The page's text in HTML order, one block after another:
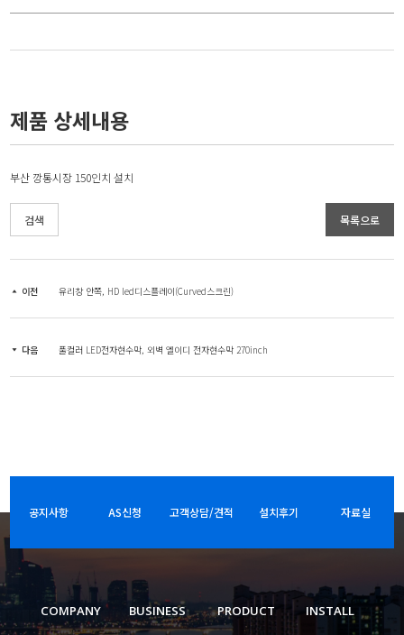
제품 상세내용
부산 깡통시장 150인치 설치
검색 목록으로
이전 유리창 안쪽, HD led디스플레이(Curved스크린)
다음 풀컬러 LED전자현수막, 외벽 엘이디 전자현수막 270inch
공지사항 AS신청 고객상담/견적 설치후기 자료실
COMPANY BUSINESS PRODUCT INSTALL